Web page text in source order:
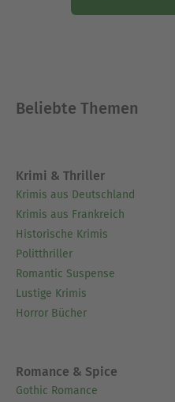
Beliebte Themen
Krimi & Thriller
Krimis aus Deutschland
Krimis aus Frankreich
Historische Krimis
Politthriller
Romantic Suspense
Lustige Krimis
Horror Bücher
Romance & Spice
Gothic Romance